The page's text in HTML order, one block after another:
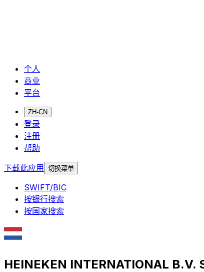
个人
商业
平台
ZH-CN
登录
注册
帮助
下载此应用 切换菜单
SWIFT/BIC
按银行搜索
按国家搜索
HEINEKEN INTERNATIONAL B.V.